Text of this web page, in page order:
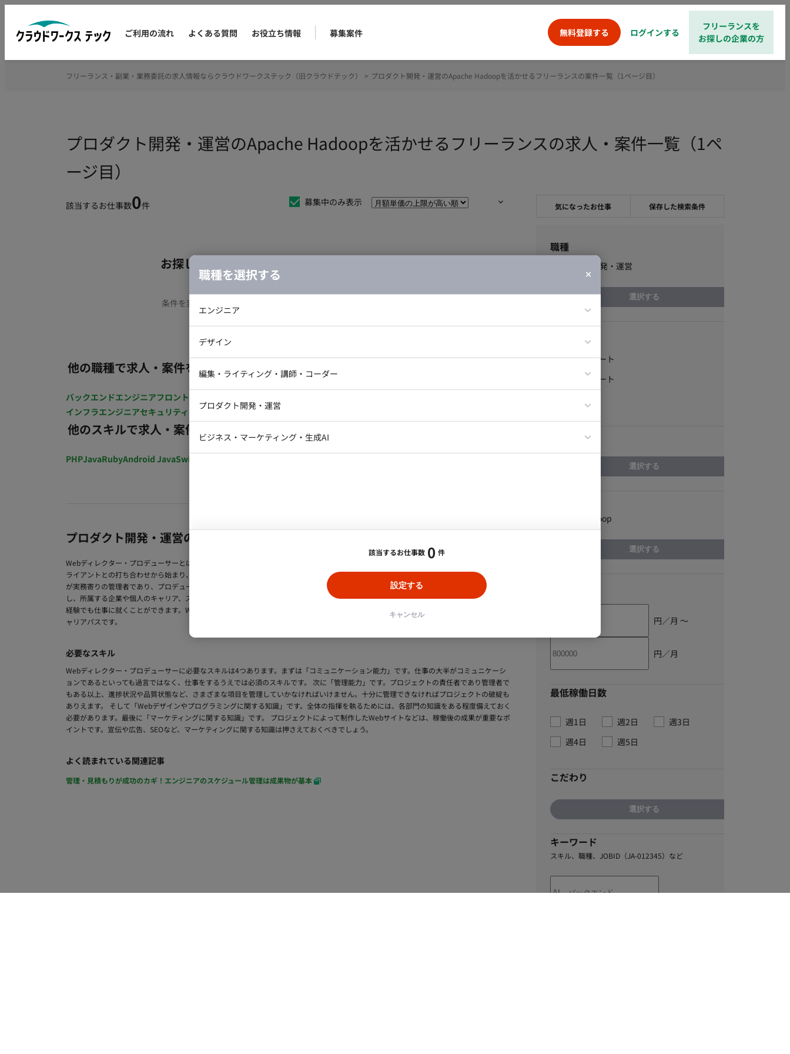
ご利用の流れ よくある質問 お役立ち情報 募集案件 無料登録する ログインする
フリーランスを
お探しの企業の方
プロダクト開発・運営のApache Hadoopを活かせるフリーランスの求人・案件一覧（1ペ
ージ目）
該当するお仕事数0件 募集中のみ表示
お探しの条件のお仕事は見つかりませんでした。
条件を変更するか、もう少し広い条件設定で検索してみてください。
他の職種で求人・案件を探す
バックエンドエンジニアフロントエンジニア
インフラエンジニアセキュリティエンジニア テストエンジニア・テクニカルサポート
他のスキルで求人・案件を探す
PHPJavaRubyAndroid JavaSwift
プロダクト開発・運営のお仕事をお探しの方
Webディレクター・プロデューサーとは、Webビジネスにおいてプロジェクトの指揮や管理、監督を行う責任者のことを言います。仕事はク
ライアントとの打ち合わせから始まり、予算管理や人員管理、進捗管理など、管理者としての業務を行います。 一般的にはWebディレクター
が実務寄りの管理者であり、プロデューサーが計画寄りの管理者です。平均年収は450万円前後と全体平均420万円よりも高い水準です。ただ
し、所属する企業や個人のキャリア、スキルによっては1,000万円以上の収入を得ることも可能です。 なるために必要な資格などはなく、未
経験でも仕事に就くことができます。Webディレクターのアシスタントからスタートし、最終的にプロデューサーになるのがポピュラーなキ
ャリアパスです。
必要なスキル
Webディレクター・プロデューサーに必要なスキルは4つあります。まずは「コミュニケーション能力」です。仕事の大半がコミュニケーシ
ョンであるといっても過言ではなく、仕事をするうえでは必須のスキルです。 次に「管理能力」です。プロジェクトの責任者であり管理者で
もある以上、進捗状況や品質状態など、さまざまな項目を管理していかなければいけません。十分に管理できなければプロジェクトの破綻も
ありえます。 そして「Webデザインやプログラミングに関する知識」です。全体の指揮を執るためには、各部門の知識をある程度備えておく
必要があります。最後に「マーケティングに関する知識」です。 プロジェクトによって制作したWebサイトなどは、稼働後の成果が重要なポ
イントです。宣伝や広告、SEOなど、マーケティングに関する知識は押さえておくべきでしょう。
よく読まれている関連記事
管理・見積もりが成功のカギ！エンジニアのスケジュール管理は成果物が基本
気になったお仕事 保存した検索条件
職種
プロダクト開発・運営
選択する
職種を選択する
エンジニア
インフラエンジニア
テストエンジニア・テクニカルサポート
AIエンジニア・機械学習エンジニア
デザイン
Webデザイナー・UI/UXデザイナー
ラストレーター
編集・ライティング・講師・コーダー
プロダクト開発・運営
クトマネージャー
ビジネス・マーケティング・生成AI
該当するお仕事数 0 件
設定する
キャンセル
稼働形態
フルリモート
一部リモート
選択する
Apache Hadoop
選択する
円／月 〜
円／月
最低稼働日数
週1日 週2日
週3日
週4日
週5日
こだわり
選択する
キーワード
スキル、職種、JOBID（JA-012345）など
フリーランス・副業・業務委託の求人情報ならクラウドワークステック（旧クラウドテック） > プロダクト開発・運営のApache Hadoopを活かせるフリーランスの案件一覧（1ページ目）